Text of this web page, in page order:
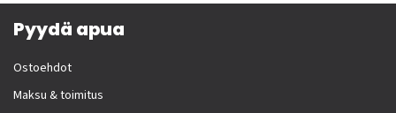
Pyydä apua
Ostoehdot
Maksu & toimitus